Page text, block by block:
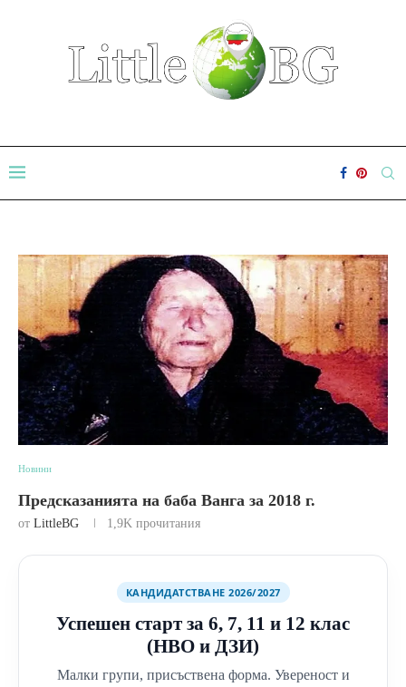
Новини
Предсказанията на баба Ванга за 2018 г.
от LittleBG 1,9K прочитания
КАНДИДАТСТВАНЕ 2026/2027
Успешен старт за 6, 7, 11 и 12 клас
(НВО и ДЗИ)
Малки групи, присъствена форма. Увереност и